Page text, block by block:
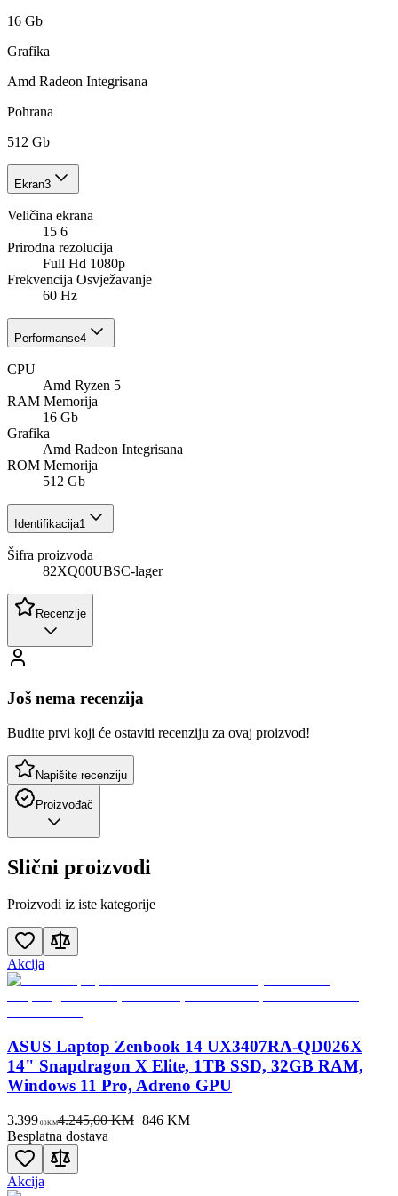
16 Gb
Grafika
Amd Radeon Integrisana
Pohrana
512 Gb
Ekran3
Veličina ekrana
15 6
Prirodna rezolucija
Full Hd 1080p
Frekvencija Osvježavanje
60 Hz
Performanse4
CPU
Amd Ryzen 5
RAM Memorija
16 Gb
Grafika
Amd Radeon Integrisana
ROM Memorija
512 Gb
Identifikacija1
Šifra proizvoda
82XQ00UBSC-lager
Recenzije
Još nema recenzija
Budite prvi koji će ostaviti recenziju za ovaj proizvod!
Napišite recenziju
Proizvođač
Slični proizvodi
Proizvodi iz iste kategorije
Akcija
ASUS Laptop Zenbook 14 UX3407RA-QD026X
14" Snapdragon X Elite, 1TB SSD, 32GB RAM,
Windows 11 Pro, Adreno GPU
3.399 00KM4.245,00 KM−846KM
Besplatna dostava
Akcija